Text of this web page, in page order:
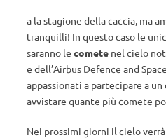
a la stagione della caccia, ma
tranquilli! In questo caso le
saranno le comete nel cielo
e dell’Airbus Defence and
appassionati a partecipare a
avvistare quante più comete
Nei prossimi giorni il cielo